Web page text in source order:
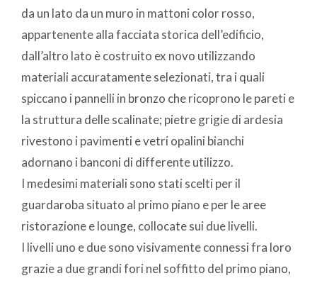
da un lato da un muro in mattoni color rosso,
appartenente alla facciata storica dell’edificio,
dall’altro lato è costruito ex novo utilizzando
materiali accuratamente selezionati, tra i quali
spiccano i pannelli in bronzo che ricoprono le pareti e
la struttura delle scalinate; pietre grigie di ardesia
rivestono i pavimenti e vetri opalini bianchi
adornano i banconi di differente utilizzo.
I medesimi materiali sono stati scelti per il
guardaroba situato al primo piano e per le aree
ristorazione e lounge, collocate sui due livelli.
I livelli uno e due sono visivamente connessi fra loro
grazie a due grandi fori nel soffitto del primo piano,